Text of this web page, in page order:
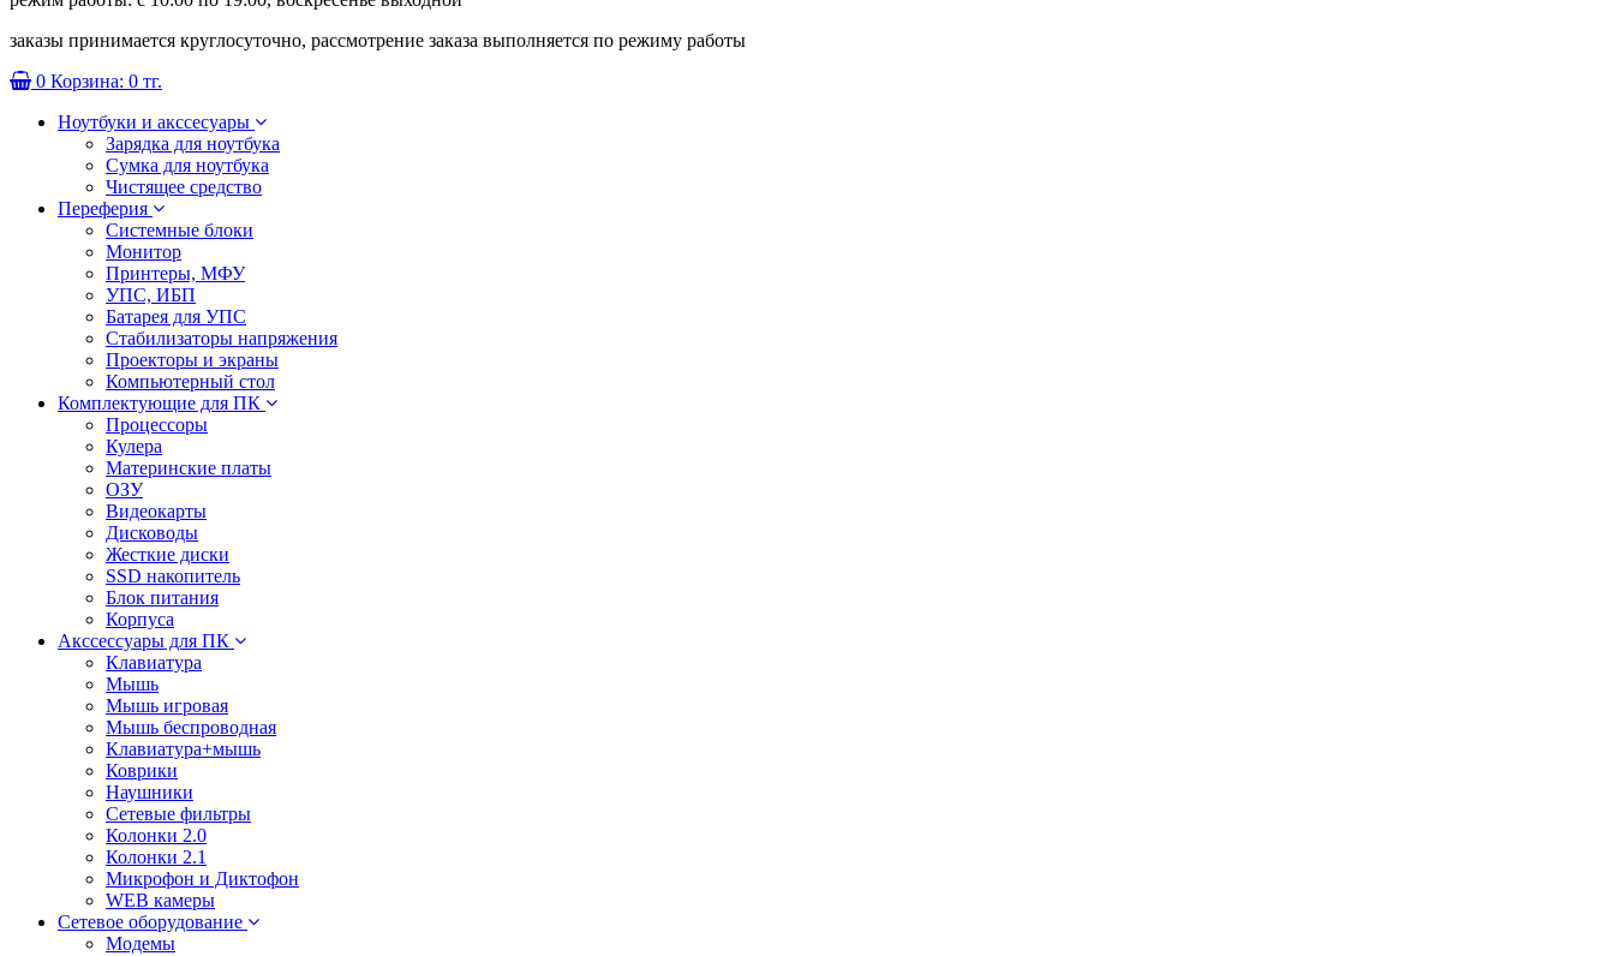
заказы принимается круглосуточно, рассмотрение заказа выполняется по режиму работы
0 Корзина: 0 тг.
Ноутбуки и акссесуары
Зарядка для ноутбука
Сумка для ноутбука
Чистящее средство
Переферия
Системные блоки
Монитор
Принтеры, МФУ
УПС, ИБП
Батарея для УПС
Стабилизаторы напряжения
Проекторы и экраны
Компьютерный стол
Комплектующие для ПК
Процессоры
Кулера
Материнские платы
ОЗУ
Видеокарты
Дисководы
Жесткие диски
SSD накопитель
Блок питания
Корпуса
Акссессуары для ПК
Клавиатура
Мышь
Мышь игровая
Мышь беспроводная
Клавиатура+мышь
Коврики
Наушники
Сетевые фильтры
Колонки 2.0
Колонки 2.1
Микрофон и Диктофон
WEB камеры
Сетевое оборудование
Модемы